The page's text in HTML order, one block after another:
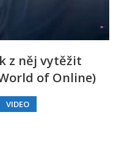
z něj vytěžit
of Online)
VIDEO